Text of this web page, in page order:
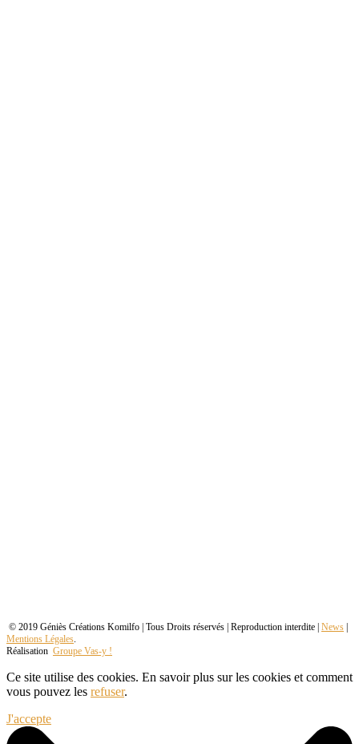
© 2019 Géniès Créations Komilfo | Tous Droits réservés | Reproduction interdite | News |
Mentions Légales.
Réalisation Groupe Vas-y !
Ce site utilise des cookies. En savoir plus sur les cookies et comment
vous pouvez les refuser.
J'accepte